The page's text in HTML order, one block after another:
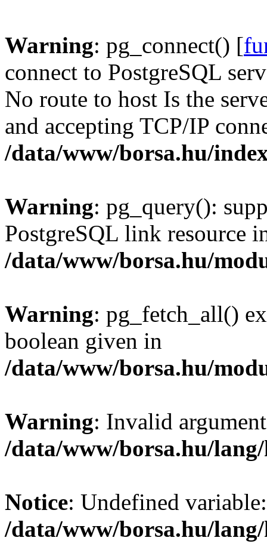
Warning: pg_connect() [
connect to PostgreSQL
No route to host Is the
and accepting TCP/IP
/data/www/borsa.hu/
Warning: pg_query():
PostgreSQL link resource
/data/www/borsa.hu/
Warning: pg_fetch_all()
boolean given in
/data/www/borsa.hu/
Warning: Invalid
/data/www/borsa.hu/
Notice: Undefined
/data/www/borsa.hu/